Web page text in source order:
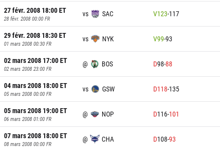
27 févr. 2008 18:00ET
28 févr. 2008 00:00 FR
vs SAC V123-117
29 févr. 2008 18:30ET
01 mars 2008 00:30 FR
vs NYK V99-93
02 mars 2008 17:00ET
02 mars 2008 23:00 FR
@ BOS D98-88
04 mars 2008 18:00ET
05 mars 2008 00:00 FR
vs GSW D118-135
05 mars 2008 19:00ET
06 mars 2008 01:00 FR
@ NOP D116-101
07 mars 2008 18:00ET
08 mars 2008 00:00 FR
@ CHA D108-93